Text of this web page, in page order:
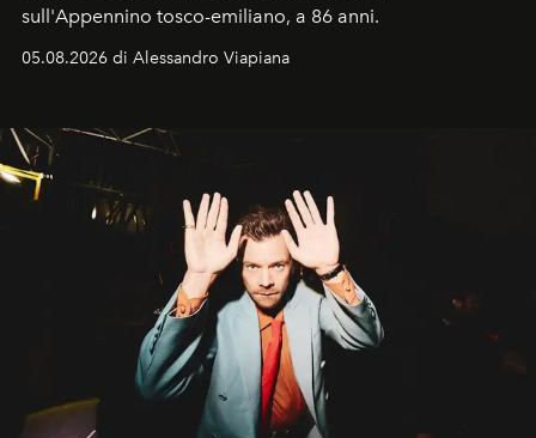
sull'Appennino tosco-emiliano, a 86 anni.
05.08.2026 di Alessandro Viapiana